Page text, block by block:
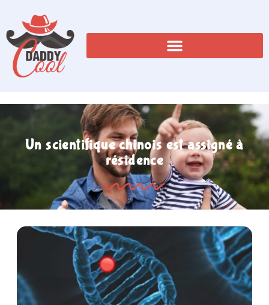
Un scientifique chinois est assigné à
résidence